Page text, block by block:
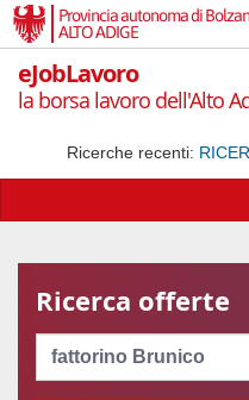
Provincia autonoma di
ALTO ADIGE
eJobLavoro
la borsa lavoro dell'Alto
Ricerche recenti:
Ricerca offerte